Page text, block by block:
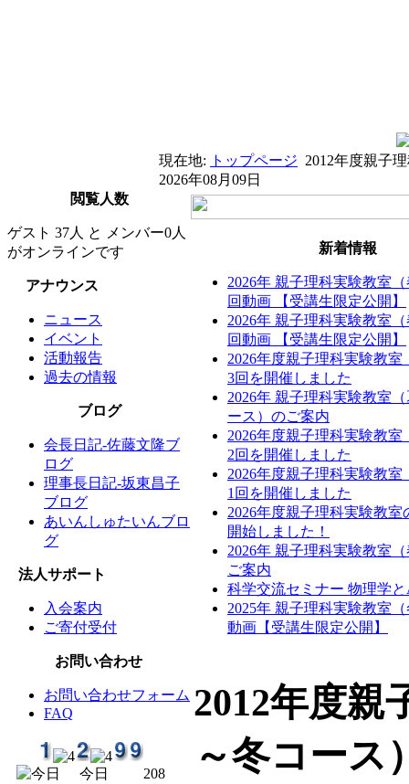
現在地: トップページ 2012年度親子
2026年08月09日
閲覧人数
ゲスト 37人 と メンバー0人
がオンラインです
アナウンス
ニュース
イベント
活動報告
過去の情報
ブログ
会長日記-佐藤文隆ブ
ログ
理事長日記-坂東昌子
ブログ
あいんしゅたいんブロ
グ
法人サポート
入会案内
ご寄付受付
お問い合わせ
お問い合わせフォーム
FAQ
今日
208
新着情報
2026年 親子理科実験教室
回動画 【受講生限定公開】
2026年 親子理科実験教室
回動画 【受講生限定公開】
2026年度親子理科実験教室
3回を開催しました
2026年 親子理科実験教室
ース）のご案内
2026年度親子理科実験教室
2回を開催しました
2026年度親子理科実験教室
1回を開催しました
2026年度親子理科実験教室
開始しました！
2026年 親子理科実験教室
ご案内
科学交流セミナー 物理学
2025年 親子理科実験教室
動画【受講生限定公開】
2012年度親
～冬コース